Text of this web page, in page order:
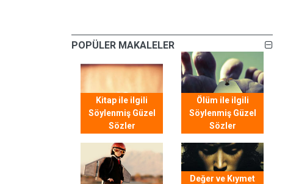
POPÜLER MAKALELER
Kitap ile ilgili
Söylenmiş Güzel
Sözler
Ölüm ile ilgili
Söylenmiş Güzel
Sözler
Değer ve Kıymet